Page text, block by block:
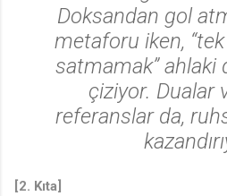
Doksandan gol
metaforu iken,
satmamak” ahlaki
çiziyor. Dualar
referanslar da,
[2. Kıta]